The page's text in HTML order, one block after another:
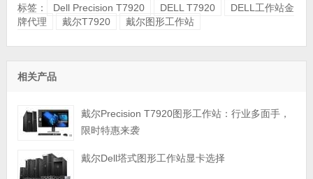
标签： Dell Precision T7920 DELL T7920
DELL工作站金
牌代理
戴尔T7920 戴尔图形工作站
相关产品
戴尔Precision T7920图形工作站：行业多面手，
限时特惠来袭
戴尔Dell塔式图形工作站显卡选择